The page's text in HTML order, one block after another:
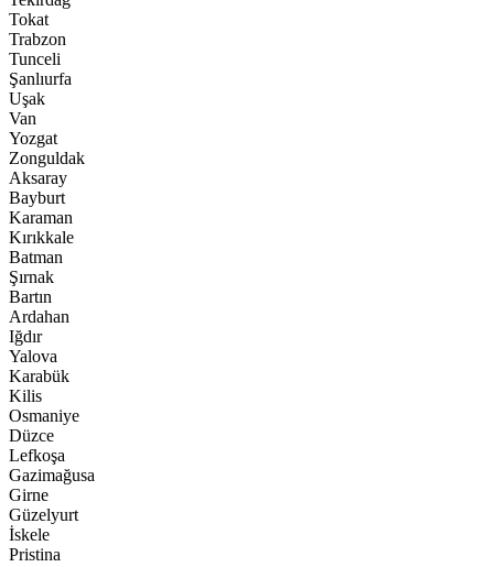
Tokat
Trabzon
Tunceli
Şanlıurfa
Uşak
Van
Yozgat
Zonguldak
Aksaray
Bayburt
Karaman
Kırıkkale
Batman
Şırnak
Bartın
Ardahan
Iğdır
Yalova
Karabük
Kilis
Osmaniye
Düzce
Lefkoşa
Gazimağusa
Girne
Güzelyurt
İskele
Pristina